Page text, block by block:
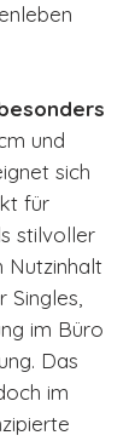
und
sich
für
stilvoller
Nutzinhalt
Singles,
im Büro
Das
im